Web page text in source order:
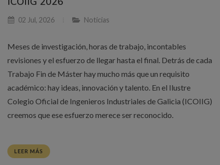
02 Jul, 2026 Noticias
Meses de investigación, horas de trabajo, incontables
revisiones y el esfuerzo de llegar hasta el final. Detrás de cada
Trabajo Fin de Máster hay mucho más que un requisito
académico: hay ideas, innovación y talento. En el Ilustre
Colegio Oficial de Ingenieros Industriales de Galicia (ICOIIG)
creemos que ese esfuerzo merece ser reconocido.
LEER MÁS